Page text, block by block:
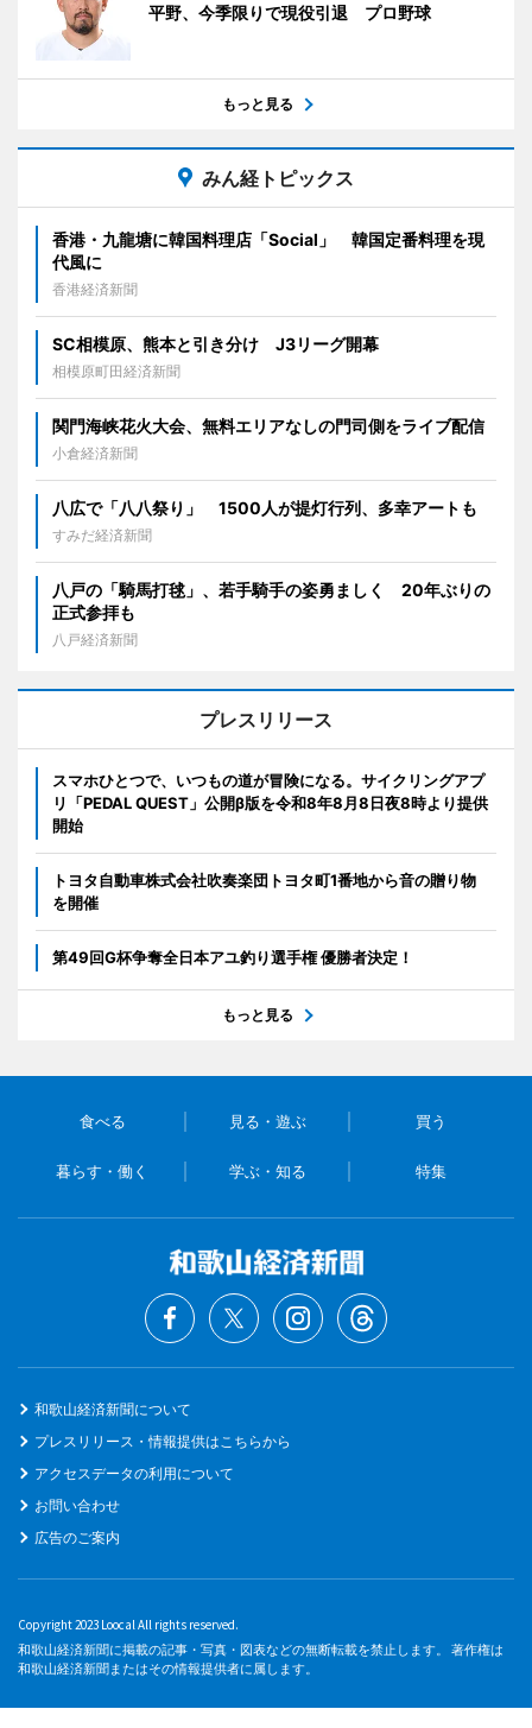
平野、今季限りで現役引退 プロ野球
もっと見る
みん経トピックス
香港・九龍塘に韓国料理店「Social」 韓国定番料理を現
代風に
香港経済新聞
SC相模原、熊本と引き分け J3リーグ開幕
相模原町田経済新聞
関門海峡花火大会、無料エリアなしの門司側をライブ配信
小倉経済新聞
八広で「八八祭り」 1500人が提灯行列、多幸アートも
すみだ経済新聞
八戸の「騎馬打毬」、若手騎手の姿勇ましく 20年ぶりの
正式参拝も
八戸経済新聞
プレスリリース
スマホひとつで、いつもの道が冒険になる。サイクリングアプ
リ「PEDAL QUEST」公開β版を令和8年8月8日夜8時より提供
開始
トヨタ自動車株式会社吹奏楽団トヨタ町1番地から音の贈り物
を開催
第49回G杯争奪全日本アユ釣り選手権 優勝者決定！
もっと見る
食べる 見る・遊ぶ 買う
暮らす・働く 学ぶ・知る 特集
和歌山経済新聞について
プレスリリース・情報提供はこちらから
アクセスデータの利用について
お問い合わせ
広告のご案内
Copyright 2023 Loocal All rights reserved.
和歌山経済新聞に掲載の記事・写真・図表などの無断転載を禁止します。 著作権は
和歌山経済新聞またはその情報提供者に属します。